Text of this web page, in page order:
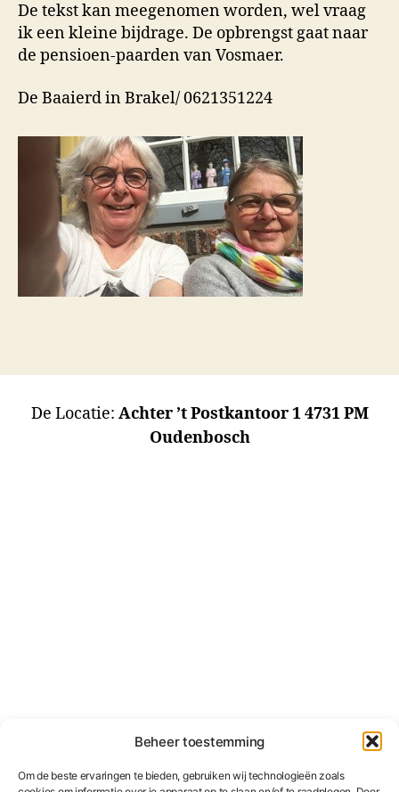
Beheer toestemming
Om de beste ervaringen te bieden, gebruiken wij technologieën zoals
De tekst kan meegenomen worden, wel vraag
ik een kleine bijdrage. De opbrengst gaat naar
de pensioen-paarden van Vosmaer.
De Baaierd in Brakel/ 0621351224
De Locatie: Achter ’t Postkantoor 1 4731 PM
Oudenbosch